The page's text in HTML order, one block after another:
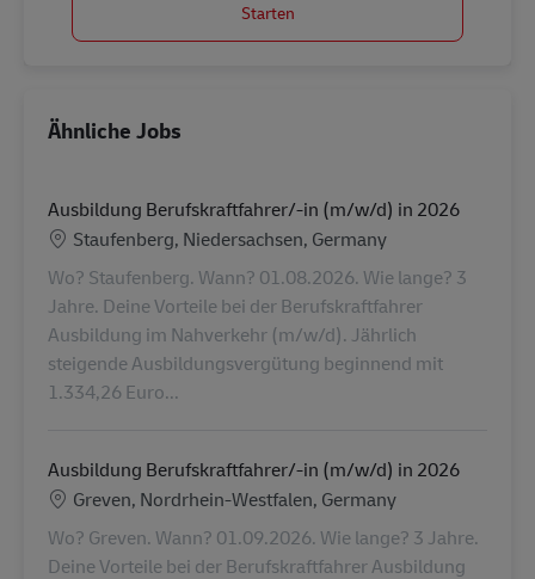
Starten
Ähnliche Jobs
Ausbildung Berufskraftfahrer/-in (m/w/d) in 2026
Standort
Staufenberg, Niedersachsen, Germany
Wo? Staufenberg. Wann? 01.08.2026. Wie lange? 3
Jahre. Deine Vorteile bei der Berufskraftfahrer
Ausbildung im Nahverkehr (m/w/d). Jährlich
steigende Ausbildungsvergütung beginnend mit
1.334,26 Euro...
Ausbildung Berufskraftfahrer/-in (m/w/d) in 2026
Standort
Greven, Nordrhein-Westfalen, Germany
Wo? Greven. Wann? 01.09.2026. Wie lange? 3 Jahre.
Deine Vorteile bei der Berufskraftfahrer Ausbildung